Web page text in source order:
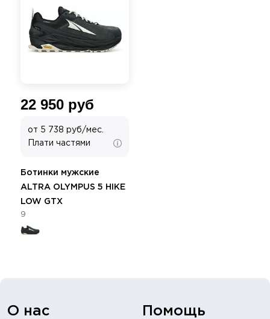
22 950 руб
от 5 738 руб/мес.
Плати частями
Ботинки мужские
ALTRA OLYMPUS 5 HIKE
LOW GTX
9
О нас Помощь